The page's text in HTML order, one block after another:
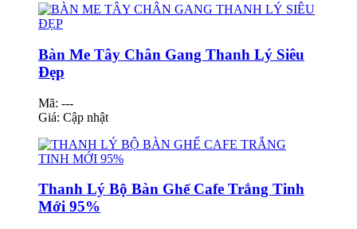
Bàn Me Tây Chân Gang Thanh Lý Siêu
Đẹp
Mã: ---
Giá: Cập nhật
Thanh Lý Bộ Bàn Ghế Cafe Trắng Tinh
Mới 95%